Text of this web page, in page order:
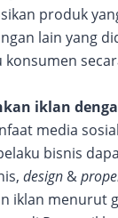
produk
lain yang
konsumen
iklan
media
bisnis
design &
iklan menurut